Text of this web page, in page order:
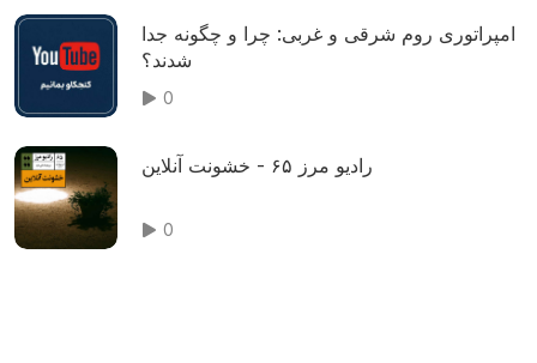
امپراتوری روم شرقی و غربی: چرا و چگونه جدا
شدند؟
0
رادیو مرز ۶۵ - خشونت آنلاین
0